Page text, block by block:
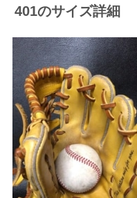
401のサイズ詳細